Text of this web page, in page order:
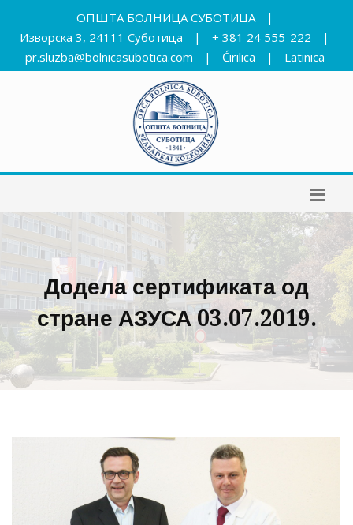
ОПШТА БОЛНИЦА СУБОТИЦА
|
Изворска 3, 24111 Суботица
| + 381 24 555-222
|
pr.sluzba@bolnicasubotica.com
| Ćirilica | Latinica
Додела сертификата од
стране АЗУСА 03.07.2019.
Прегледај галерију